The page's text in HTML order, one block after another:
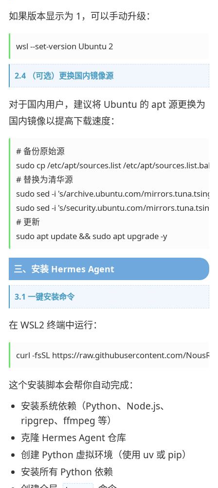
如果版本显示为 1，可以手动升级：
wsl --set-version Ubuntu 2
2.4 （可选）更换国内镜像源
对于国内用户，建议将 Ubuntu 的 apt 源更换为
国内镜像以提高下载速度：
# 备份原始源
sudo cp /etc/apt/sources.list /etc/apt/sources.list.bak
# 替换为清华源
sudo sed -i 's/archive.ubuntu.com/
sudo sed -i 's/security.ubuntu.com/
# 更新
sudo apt update && sudo apt upgrade -y
三、安装 Hermes Agent
3.1 一键安装命令
在 WSL2 终端中运行：
这个安装脚本会帮你自动完成：
安装系统依赖（Python、Node.js、
ripgrep、ffmpeg 等）
克隆 Hermes Agent 仓库
创建 Python 虚拟环境（使用 uv 或 pip）
安装所有 Python 依赖